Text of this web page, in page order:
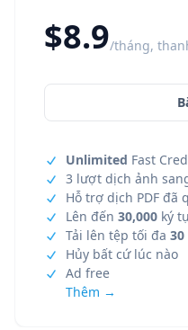
$8.9/tháng,
Unlimited Fast
3 lượt dịch ảnh
Hỗ trợ dịch PDF đã
Lên đến 30,000 ký
Tải lên tệp tối đa 30
Hủy bất cứ lúc nào
Ad free
Thêm →